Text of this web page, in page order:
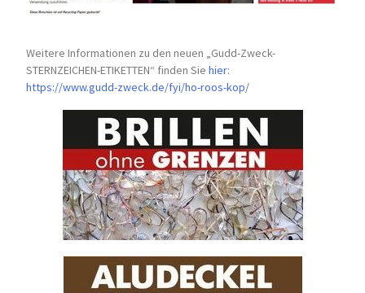
Weitere Informationen zu den neuen „Gudd-Zweck-
STERNZEICHEN-ETIKETTEN“ finden Siehier:
https://www.gudd-zweck.de/fyi/ho-roos-kop/